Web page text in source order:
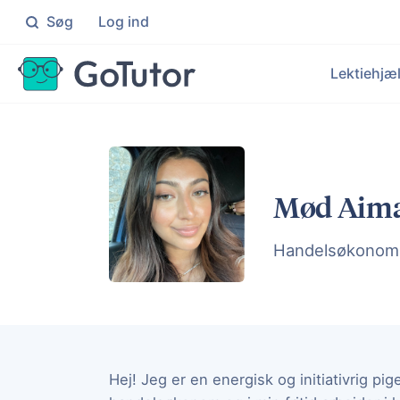
Søg Log ind
Målrettet hjælp til elever på
Få
Mød
Handelsøkonom
Hej! Jeg er en energisk og initiativrig